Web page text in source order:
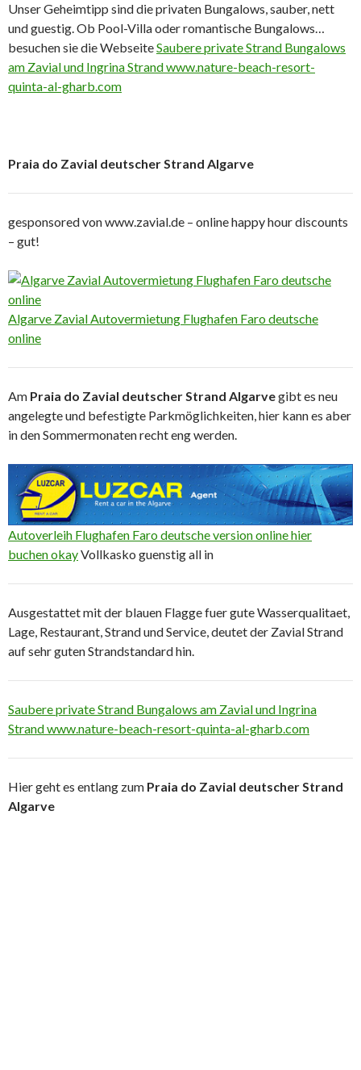
Unser Geheimtipp sind die privaten Bungalows, sauber, nett
und guestig. Ob Pool-Villa oder romantische Bungalows…
besuchen sie die WebseiteSaubere private Strand Bungalows
am Zavial und Ingrina Strand www.nature-beach-resort-
quinta-al-gharb.com
Praia do Zavial deutscher Strand Algarve
gesponsored von www.zavial.de – online happy hour discounts
– gut!
Algarve Zavial Autovermietung Flughafen Faro deutsche
online
Am Praia do Zavial deutscher Strand Algarvegibt es neu
angelegte und befestigte Parkmöglichkeiten, hier kann es aber
in den Sommermonaten recht eng werden.
Autoverleih Flughafen Faro deutsche version online hier
buchen okayVollkasko guenstig all in
Ausgestattet mit der blauen Flagge fuer gute Wasserqualitaet,
Lage, Restaurant, Strand und Service, deutet der Zavial Strand
auf sehr guten Strandstandard hin.
Saubere private Strand Bungalows am Zavial und Ingrina
Strand www.nature-beach-resort-quinta-al-gharb.com
Hier geht es entlang zum Praia do Zavial deutscher Strand
Algarve